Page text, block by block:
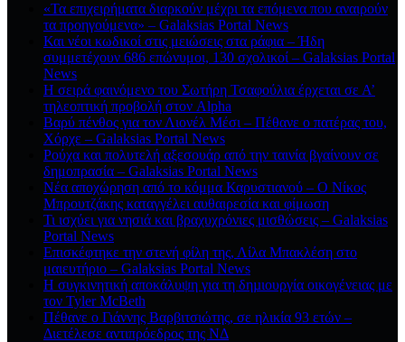
«Τα επιχειρήματα διαρκούν μέχρι τα επόμενα που αναιρούν
τα προηγούμενα» – Galaksias Portal News
Και νέοι κωδικοί στις μειώσεις στα ράφια – Ήδη
συμμετέχουν 686 επώνυμοι, 130 σχολικοί – Galaksias Portal
News
Η σειρά φαινόμενο του Σωτήρη Τσαφούλια έρχεται σε Α’
τηλεοπτική προβολή στον Alpha
Βαρύ πένθος για τον Λιονέλ Μέσι – Πέθανε ο πατέρας του,
Χόρχε – Galaksias Portal News
Ρούχα και πολυτελή αξεσουάρ από την ταινία βγαίνουν σε
δημοπρασία – Galaksias Portal News
Νέα αποχώρηση από το κόμμα Καρυστιανού – Ο Νίκος
Μπρουτζάκης καταγγέλει αυθαιρεσία και φίμωση
Τι ισχύει για νησιά και βραχυχρόνιες μισθώσεις – Galaksias
Portal News
Επισκέφτηκε την στενή φίλη της, Λίλα Μπακλέση στο
μαιευτήριο – Galaksias Portal News
Η συγκινητική αποκάλυψη για τη δηµιουργία οικογένειας με
τον Tyler McBeth
Πέθανε ο Γιάννης Βαρβιτσιώτης, σε ηλικία 93 ετών –
Διετέλεσε αντιπρόεδρος της ΝΔ